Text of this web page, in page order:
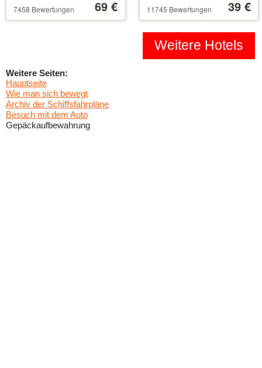
Sternen
7458 Bewertungen 69 € Sternen
11745 Bewertungen 110 €39 €
Weitere Hotels
Weitere Seiten:
Hauptseite
Wie man sich bewegt
Archiv der Schiffsfahrpläne
Besuch mit dem Auto
Gepäckaufbewahrung